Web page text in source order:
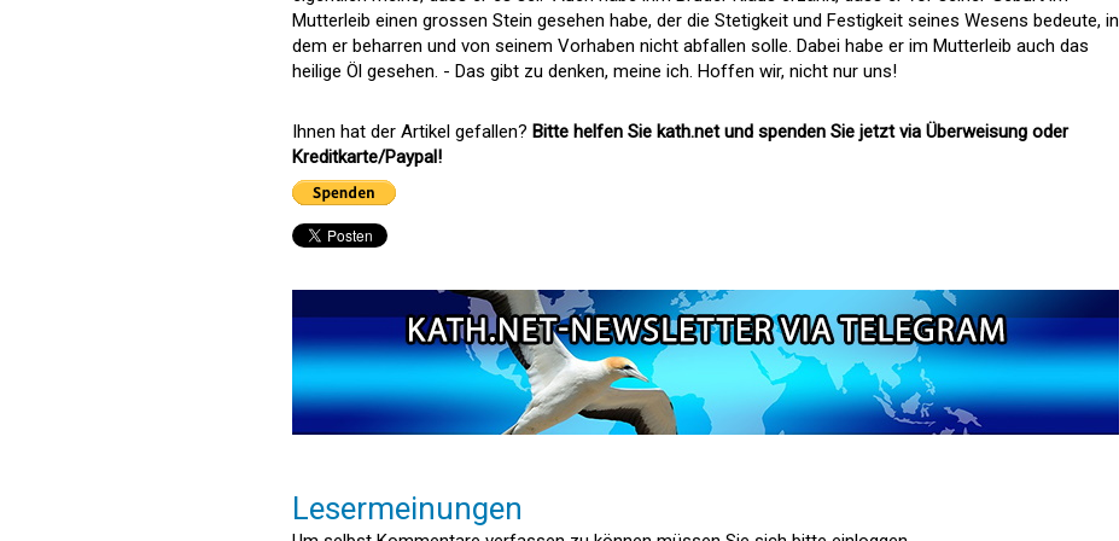
Mutterleib einen grossen Stein gesehen habe, der die Stetigkeit und Festigkeit seines Wesens bedeute, in
dem er beharren und von seinem Vorhaben nicht abfallen solle. Dabei habe er im Mutterleib auch das
heilige Öl gesehen. - Das gibt zu denken, meine ich. Hoffen wir, nicht nur uns!
Ihnen hat der Artikel gefallen? Bitte helfen Sie kath.net und spenden Sie jetzt via Überweisung oder
Kreditkarte/Paypal!
Lesermeinungen